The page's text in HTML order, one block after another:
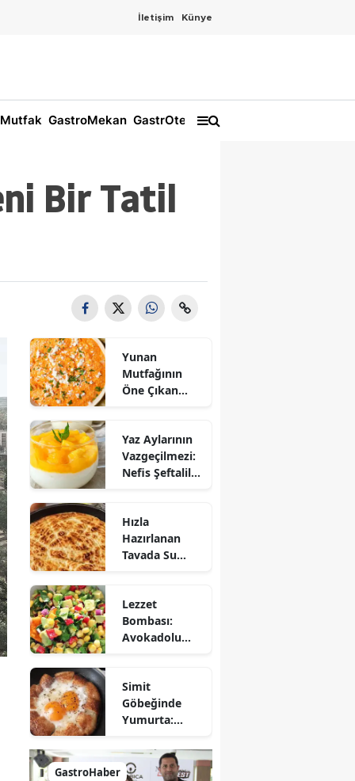
İletişim Künye
GastroMekan GastrOtel
Bir Tatil
Yunan
Mutfağının
Öne Çıkan
Nasıl Yapılır?
Yaz Aylarının
Vazgeçilmezi:
Nefis Şeftalili
Hızla
Hazırlanan
Tavada Su
Sofralarınıza
Lezzet Katın!
Lezzet
Bombası:
Avokadolu
Simit
Göbeğinde
Yumurta:
Farklı Bir
Kahvaltı
GastroHaber